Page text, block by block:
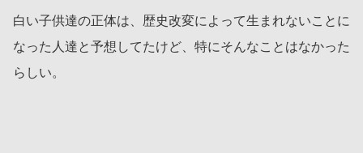
白い子供達の正体は、歴史改変によって生まれないことに
なった人達と予想してたけど、特にそんなことはなかった
らしい。